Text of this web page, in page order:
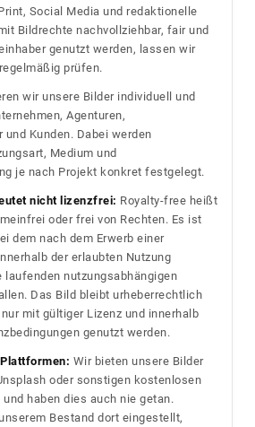
Social Media und redaktionelle
Bildrechte nachvollziehbar, fair und
genutzt werden, lassen wir
prüfen.
wir unsere Bilder individuell und
Agenturen,
Kunden. Dabei werden
Medium und
je nach Projekt konkret festgelegt.
nicht lizenzfrei: Royalty-free heißt
oder frei von Rechten. Es ist
dem nach dem Erwerb einer
der erlaubten Nutzung
laufenden nutzungsabhängigen
Das Bild bleibt urheberrechtlich
mit gültiger Lizenz und innerhalb
genutzt werden.
Wir bieten unsere Bilder
oder sonstigen kostenlosen
haben dies auch nie getan.
Bestand dort eingestellt,